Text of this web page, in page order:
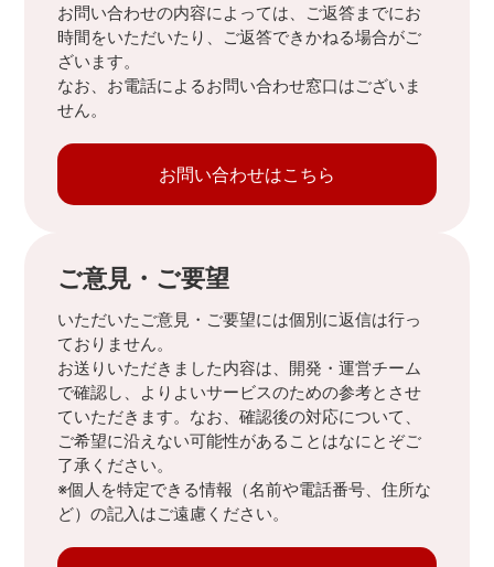
お問い合わせの内容によっては、ご返答までにお
時間をいただいたり、ご返答できかねる場合がご
ざいます。
なお、お電話によるお問い合わせ窓口はございま
せん。
お問い合わせはこちら
ご意見・ご要望
いただいたご意見・ご要望には個別に返信は行っ
ておりません。
お送りいただきました内容は、開発・運営チーム
で確認し、よりよいサービスのための参考とさせ
ていただきます。なお、確認後の対応について、
ご希望に沿えない可能性があることはなにとぞご
了承ください。
※個人を特定できる情報（名前や電話番号、住所な
ど）の記入はご遠慮ください。